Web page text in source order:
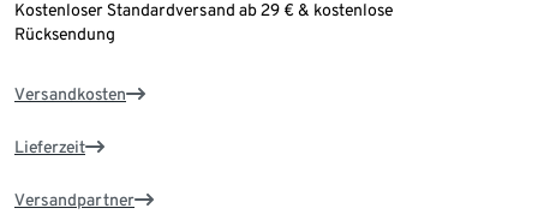
Kostenloser Standardversand ab 29 € & kostenlose
Rücksendung
Versandkosten
Lieferzeit
Versandpartner